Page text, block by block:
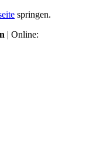
springen.
| Online: